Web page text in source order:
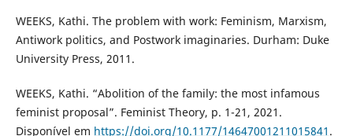
WEEKS, Kathi. The problem with work: Feminism, Marxism,
Antiwork politics, and Postwork imaginaries. Durham: Duke
University Press, 2011.
WEEKS, Kathi. “Abolition of the family: the most infamous
feminist proposal”. Feminist Theory, p. 1-21, 2021.
Disponível em https://doi.org/10.1177/14647001211015841 .